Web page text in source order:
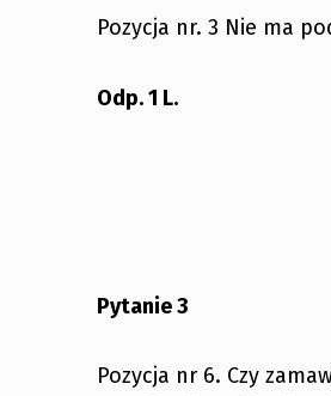
Pozycja nr. 3 Nie ma
Odp. 1 L.
Pytanie 3
Pozycja nr 6. Czy